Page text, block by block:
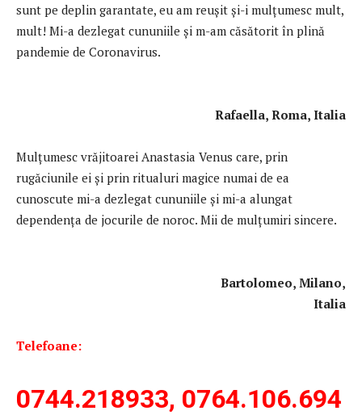
sunt pe deplin garantate, eu am reușit și-i mulțumesc mult,
mult! Mi-a dezlegat cununiile și m-am căsătorit în plină
pandemie de Coronavirus.
Rafaella, Roma, Italia
Mulţumesc vrăjitoarei Anastasia Venus care, prin
rugăciunile ei și prin ritualuri magice numai de ea
cunoscute mi-a dezlegat cununiile și mi-a alungat
dependența de jocurile de noroc. Mii de mulțumiri sincere.
Bartolomeo, Milano,
Italia
Telefoane:
0744.218933, 0764.106.694